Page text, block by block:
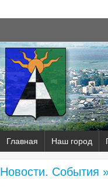
Главная Наш город
Новости. События